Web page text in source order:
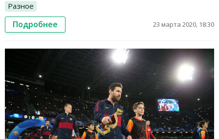
Разное
Подробнее 23 марта 2020, 18:30